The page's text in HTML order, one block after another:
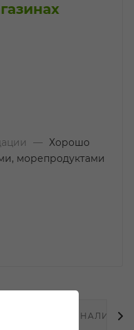
—
Хорошо
морепродуктами
НАЛИЧИЕ